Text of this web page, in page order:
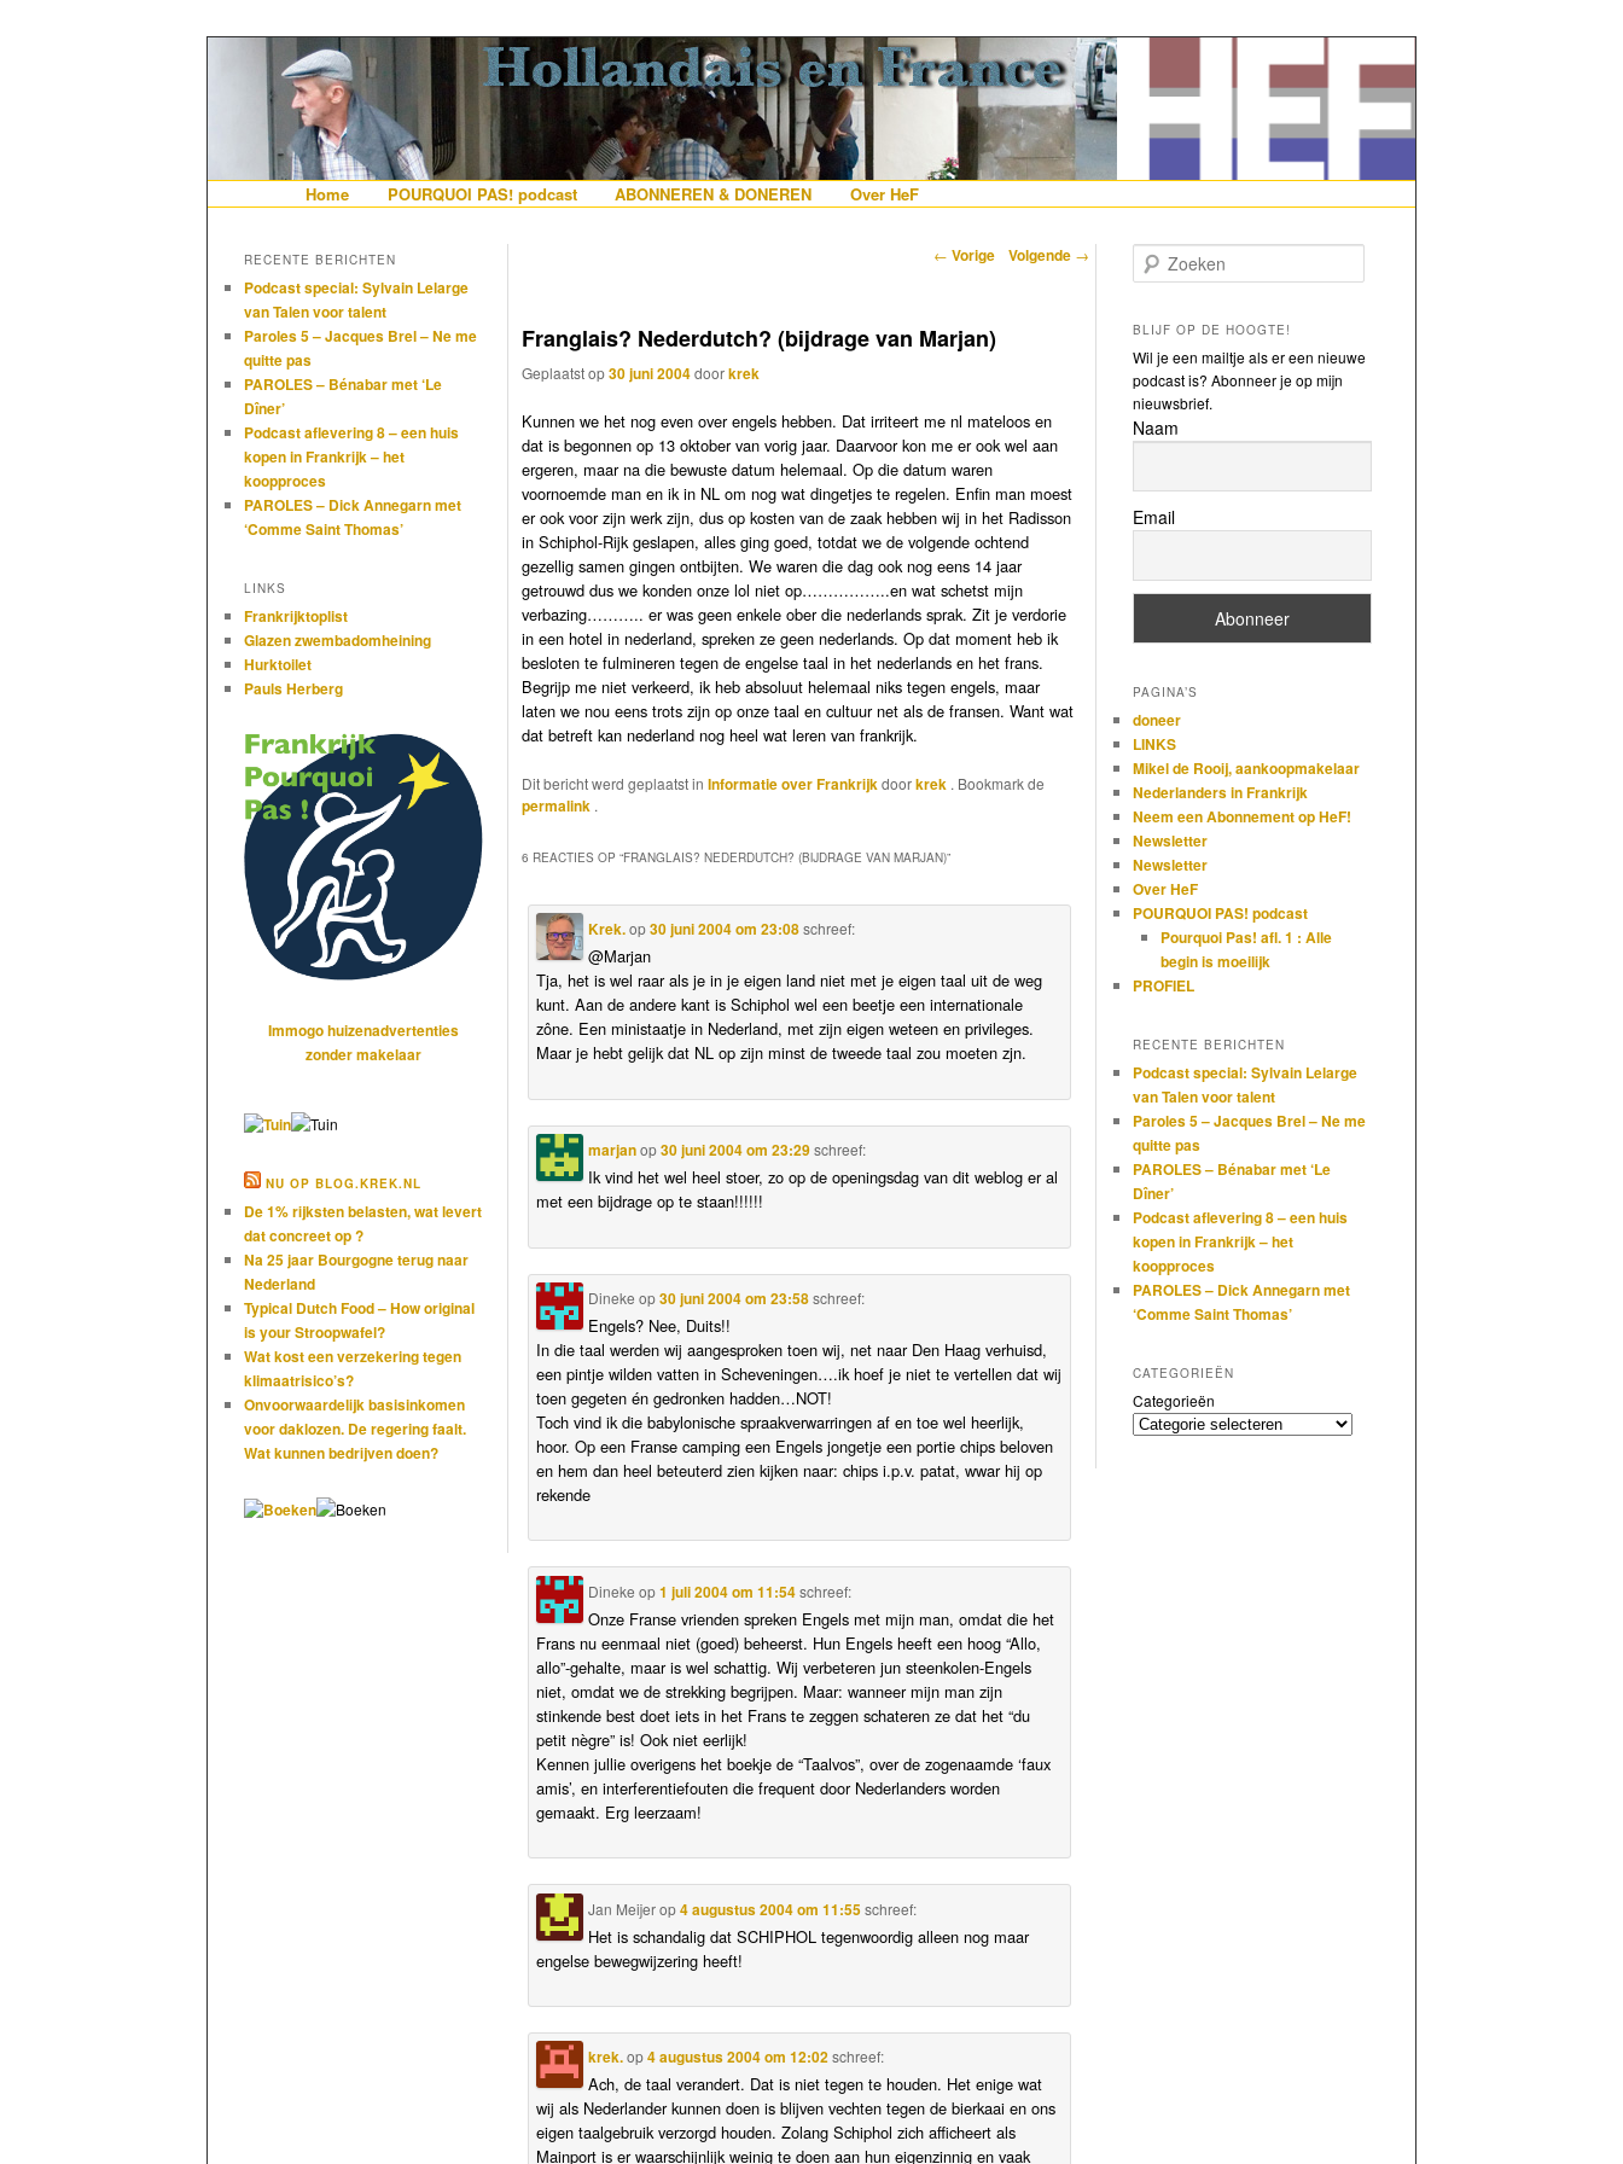
Hollandais en France
De gezelligste website voor Nederlanders die iets met Frankrijk hebben
Spring naar de primaire inhoud
Spring naar de secundaire inhoud
Home POURQUOI PAS! podcast ABONNEREN & DONEREN Over HeF
Berichtnavigatie
← Vorige Volgende →
Franglais? Nederdutch? (bijdrage van Marjan)
Geplaatst op30 juni 2004doorkrek
Kunnen we het nog even over engels hebben. Dat irriteert me nl mateloos en
dat is begonnen op 13 oktober van vorig jaar. Daarvoor kon me er ook wel aan
ergeren, maar na die bewuste datum helemaal. Op die datum waren
voornoemde man en ik in NL om nog wat dingetjes te regelen. Enfin man moest
er ook voor zijn werk zijn, dus op kosten van de zaak hebben wij in het Radisson
in Schiphol-Rijk geslapen, alles ging goed, totdat we de volgende ochtend
gezellig samen gingen ontbijten. We waren die dag ook nog eens 14 jaar
getrouwd dus we konden onze lol niet op……………..en wat schetst mijn
verbazing……….. er was geen enkele ober die nederlands sprak. Zit je verdorie
in een hotel in nederland, spreken ze geen nederlands. Op dat moment heb ik
besloten te fulmineren tegen de engelse taal in het nederlands en het frans.
Begrijp me niet verkeerd, ik heb absoluut helemaal niks tegen engels, maar
laten we nou eens trots zijn op onze taal en cultuur net als de fransen. Want wat
dat betreft kan nederland nog heel wat leren van frankrijk.
Dit bericht werd geplaatst inInformatie over Frankrijkdoorkrek . Bookmark de
permalink .
6 REACTIES OP “FRANGLAIS? NEDERDUTCH? (BIJDRAGE VAN MARJAN)”
Krek.op30 juni 2004 om 23:08schreef:
@Marjan
Tja, het is wel raar als je in je eigen land niet met je eigen taal uit de weg
kunt. Aan de andere kant is Schiphol wel een beetje een internationale
zône. Een ministaatje in Nederland, met zijn eigen weteen en privileges.
Maar je hebt gelijk dat NL op zijn minst de tweede taal zou moeten zjn.
marjanop30 juni 2004 om 23:29schreef:
Ik vind het wel heel stoer, zo op de openingsdag van dit weblog er al
met een bijdrage op te staan!!!!!!
Dineke op30 juni 2004 om 23:58schreef:
Engels? Nee, Duits!!
In die taal werden wij aangesproken toen wij, net naar Den Haag verhuisd,
een pintje wilden vatten in Scheveningen….ik hoef je niet te vertellen dat wij
toen gegeten én gedronken hadden…NOT!
Toch vind ik die babylonische spraakverwarringen af en toe wel heerlijk,
hoor. Op een Franse camping een Engels jongetje een portie chips beloven
en hem dan heel beteuterd zien kijken naar: chips i.p.v. patat, wwar hij op
rekende
Dineke op1 juli 2004 om 11:54schreef:
Onze Franse vrienden spreken Engels met mijn man, omdat die het
Frans nu eenmaal niet (goed) beheerst. Hun Engels heeft een hoog “Allo,
allo”-gehalte, maar is wel schattig. Wij verbeteren jun steenkolen-Engels
niet, omdat we de strekking begrijpen. Maar: wanneer mijn man zijn
stinkende best doet iets in het Frans te zeggen schateren ze dat het “du
petit nègre” is! Ook niet eerlijk!
Kennen jullie overigens het boekje de “Taalvos”, over de zogenaamde ‘faux
amis’, en interferentiefouten die frequent door Nederlanders worden
gemaakt. Erg leerzaam!
Jan Meijerop4 augustus 2004 om 11:55schreef:
Het is schandalig dat SCHIPHOL tegenwoordig alleen nog maar
engelse bewegwijzering heeft!
krek.op4 augustus 2004 om 12:02schreef:
Ach, de taal verandert. Dat is niet tegen te houden. Het enige wat
wij als Nederlander kunnen doen is blijven vechten tegen de bierkaai en ons
eigen taalgebruik verzorgd houden. Zolang Schiphol zich afficheert als
Mainport is er waarschijnlijk weinig te doen aan hun eigenzinnig en vaak
RECENTE BERICHTEN
Podcast special: Sylvain Lelarge
van Talen voor talent
Paroles 5 – Jacques Brel – Ne me
quitte pas
PAROLES – Bénabar met ‘Le
Dîner’
Podcast aflevering 8 – een huis
kopen in Frankrijk – het
koopproces
PAROLES – Dick Annegarn met
‘Comme Saint Thomas’
LINKS
Frankrijktoplist
Glazen zwembadomheining
Hurktoilet
Pauls Herberg
Immogo huizenadvertenties
zonder makelaar
NU OP BLOG.KREK.NL
De 1% rijksten belasten, wat levert
dat concreet op ?
Na 25 jaar Bourgogne terug naar
Nederland
Typical Dutch Food – How original
is your Stroopwafel?
Wat kost een verzekering tegen
klimaatrisico’s?
Onvoorwaardelijk basisinkomen
voor daklozen. De regering faalt.
Wat kunnen bedrijven doen?
Zoeken
BLIJF OP DE HOOGTE!
Wil je een mailtje als er een nieuwe
podcast is? Abonneer je op mijn
nieuwsbrief.
Naam
Email
PAGINA’S
doneer
LINKS
Mikel de Rooij, aankoopmakelaar
Nederlanders in Frankrijk
Neem een Abonnement op HeF!
Newsletter
Newsletter
Over HeF
POURQUOI PAS! podcast
Pourquoi Pas! afl. 1 : Alle
begin is moeilijk
PROFIEL
RECENTE BERICHTEN
Podcast special: Sylvain Lelarge
van Talen voor talent
Paroles 5 – Jacques Brel – Ne me
quitte pas
PAROLES – Bénabar met ‘Le
Dîner’
Podcast aflevering 8 – een huis
kopen in Frankrijk – het
koopproces
PAROLES – Dick Annegarn met
‘Comme Saint Thomas’
CATEGORIEËN
Categorieën